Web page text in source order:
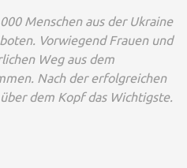
Menschen aus der Ukraine
Vorwiegend Frauen und
Weg aus dem
Nach der erfolgreichen
dem Kopf das Wichtigste.